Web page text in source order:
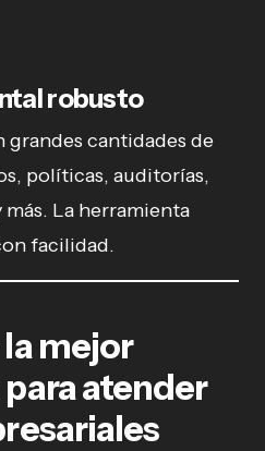
robusto
grandes cantidades de
políticas, auditorías,
La herramienta
facilidad.
mejor
atender